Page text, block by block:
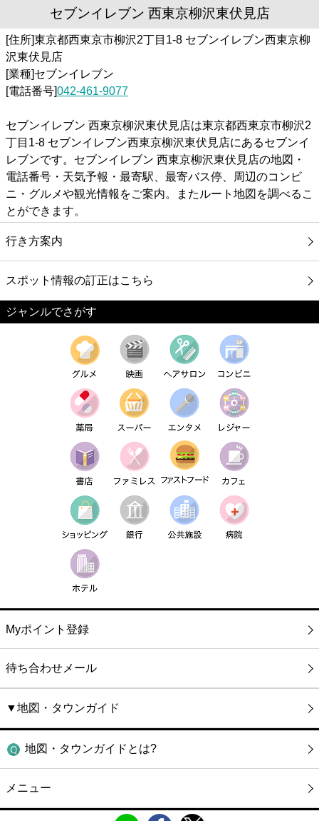
セブンイレブン 西東京柳沢東伏見店
[住所]東京都西東京市柳沢2丁目1-8 セブンイレブン西東京柳
沢東伏見店
[業種]セブンイレブン
[電話番号]042-461-9077
セブンイレブン 西東京柳沢東伏見店は東京都西東京市柳沢2
丁目1-8 セブンイレブン西東京柳沢東伏見店にあるセブンイ
レブンです。セブンイレブン 西東京柳沢東伏見店の地図・
電話番号・天気予報・最寄駅、最寄バス停、周辺のコンビ
ニ・グルメや観光情報をご案内。またルート地図を調べるこ
とができます。
行き方案内
スポット情報の訂正はこちら
ジャンルでさがす
Myポイント登録
待ち合わせメール
▼地図・タウンガイド
地図・タウンガイドとは?
メニュー